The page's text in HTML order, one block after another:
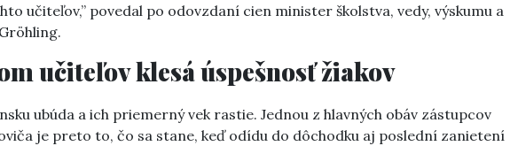
učiteľov,” povedal po odovzdaní cien minister školstva, vedy, výskumu a
učiteľov klesá úspešnosť žiakov
ubúda a ich priemerný vek rastie. Jednou z hlavných obáv zástupcov
je preto to, čo sa stane, keď odídu do dôchodku aj poslední zanietení